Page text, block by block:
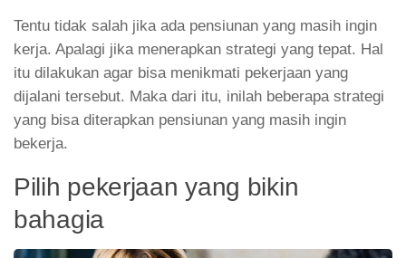
Tentu tidak salah jika ada pensiunan yang masih ingin
kerja. Apalagi jika menerapkan strategi yang tepat. Hal
itu dilakukan agar bisa menikmati pekerjaan yang
dijalani tersebut. Maka dari itu, inilah beberapa strategi
yang bisa diterapkan pensiunan yang masih ingin
bekerja.
Pilih pekerjaan yang bikin
bahagia